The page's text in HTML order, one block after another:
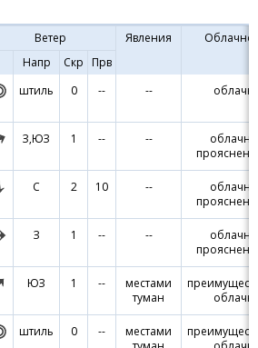
Ветер Явления
Напр
Скр Прв
штиль 0 -- --
З,ЮЗ 1 -- --
С 2 10 --
З 1 -- --
ЮЗ 1 --
местами
туман
штиль 0 --
местами